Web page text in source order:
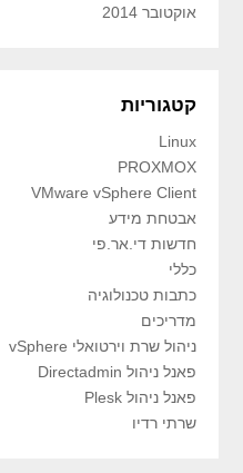
אוקטובר 2014
קטגוריות
Linux
PROXMOX
VMware vSphere Client
אבטחת מידע
חדשות די.אר.פי
כללי
כתבות טכנולוגיה
מדריכים
ניהול שרת וירטואלי vSphere
פאנל ניהול Directadmin
פאנל ניהול Plesk
שרתי רדיו